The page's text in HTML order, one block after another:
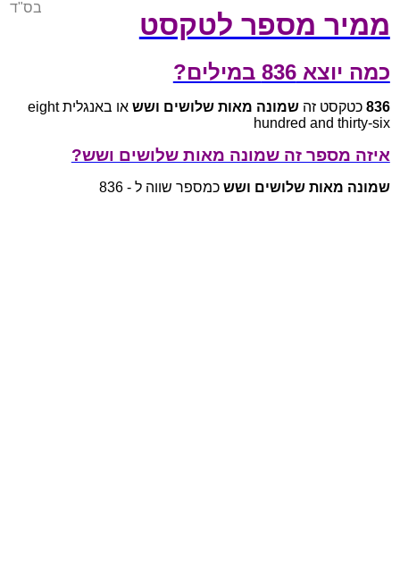
ממיר מספר לטקסט
בס"ד
כמה יוצא 836 במילים?
836 כטקסט זהשמונה מאות שלושים ושש
או באנגלית eight
hundred and thirty-six
איזה מספר זה שמונה מאות שלושים ושש?
שמונה מאות שלושים ושש כמספר שווה ל - 836